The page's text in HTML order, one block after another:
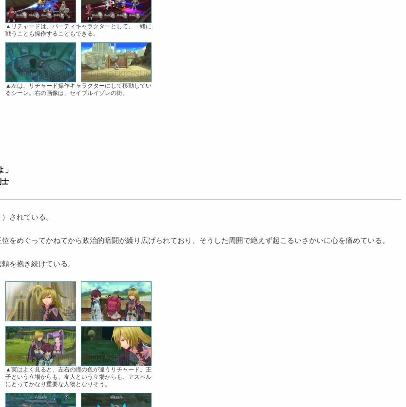
▲リチャードは、パーティキャラクターとして、一緒に
戦うことも操作することもできる。
▲左は、リチャード操作キャラクターにして移動してい
るシーン。右の画像は、セイブルイゾレの街。
されている。
めぐってかねてから政治的暗闘が繰り広げられており、そうした周囲で絶えず起こるいさかいに心を痛めている。
を抱き続けている。
▲実はよく見ると、左右の瞳の色が違うリチャード。王
子という立場からも、友人という立場からも、アスベル
にとってかなり重要な人物となりそう。